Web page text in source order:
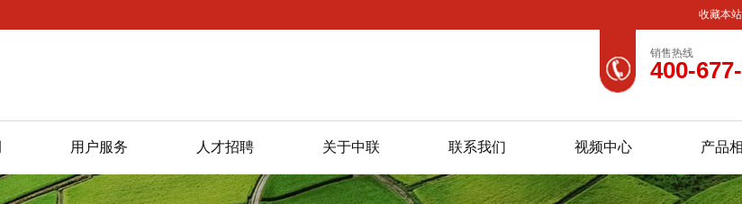
收藏本
销售热线
400-
用户服务 人才招聘 关于中联 联系我们 视频中心 产品